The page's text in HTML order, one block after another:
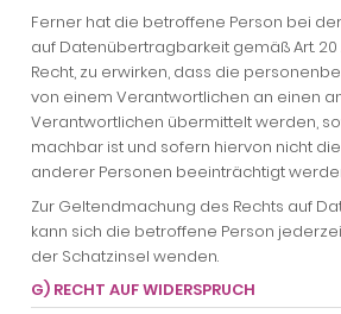
Ferner hat die betroffene Person bei
auf Datenübertragbarkeit gemäß Art. 20
Recht, zu erwirken, dass die
von einem Verantwortlichen an einen
Verantwortlichen übermittelt werden,
machbar ist und sofern hiervon nicht
anderer Personen beeinträchtigt
Zur Geltendmachung des Rechts auf
kann sich die betroffene Person
der Schatzinsel wenden.
G) RECHT AUF WIDERSPRUCH